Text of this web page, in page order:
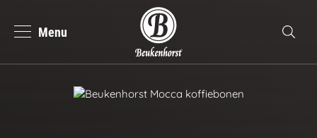
Menu
Beukenhorst Koffie
Deutsch